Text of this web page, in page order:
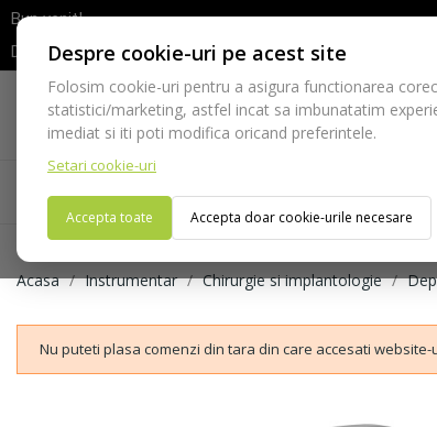
Despre cookie-uri pe acest site
Folosim cookie-uri pentru a asigura functionarea
statistici/marketing, astfel incat sa imbunatatim
imediat si iti poti modifica oricand preferintele.
Setari cookie-uri
Accepta toate Accepta doar cookie-urile necesare
Bun venit!
Dupa efectuarea comenzii va rugam sa asteptati
Telefon:
021-528 03 23
Acasa Consumabile Echipamente
Acasa Instrumentar Chirurgie si implantologie
Nu puteti plasa comenzi din tara din care accesati website-